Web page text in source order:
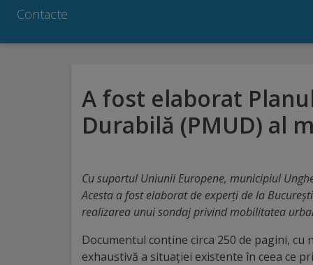
Simbolurile
orașului
brand
Distincții
Cetățeni
Contacte
A fost elaborat
Durabilă (PMUD) al
Cu suportul Uniunii Europene, municipiul
Acesta a fost elaborat de experți de la
realizarea unui sondaj privind mobilitatea
Documentul conține circa 250 de pagini, cu
exhaustivă a situației existente în ceea ce